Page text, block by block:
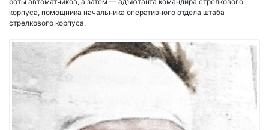
корпуса, помощника начальника оперативного отдела штаба
стрелкового корпуса.